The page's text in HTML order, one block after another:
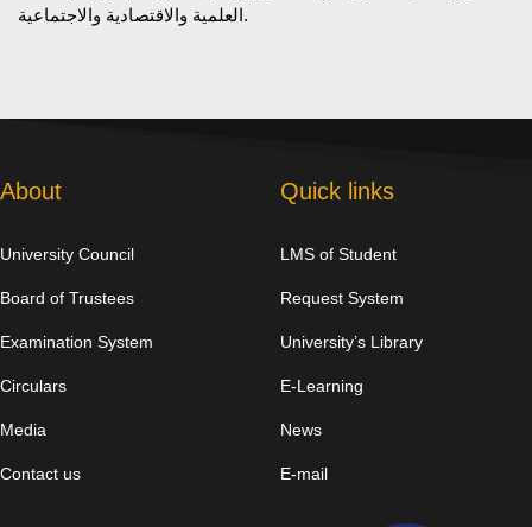
العلمية والاقتصادية والاجتماعية.
About
University Council
Board of Trustees
Examination System
Circulars
Media
Contact us
Quick links
LMS of Student
Request System
University’s Library
E-Learning
News
E-mail